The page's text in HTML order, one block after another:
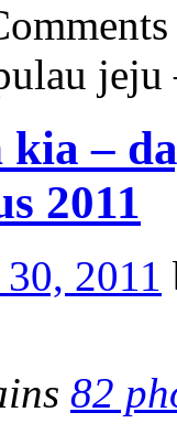
jeju
–
2011
2011
82